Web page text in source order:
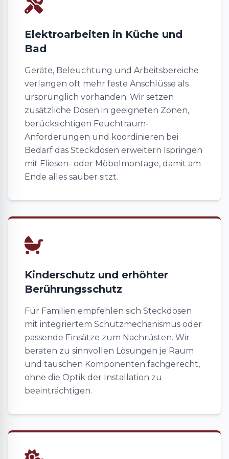
Elektroarbeiten in Küche und
Bad
Geräte, Beleuchtung und Arbeitsbereiche
verlangen oft mehr feste Anschlüsse als
ursprünglich vorhanden. Wir setzen
zusätzliche Dosen in geeigneten Zonen,
berücksichtigen Feuchtraum-
Anforderungen und koordinieren bei
Bedarf das Steckdosen erweitern Ispringen
mit Fliesen- oder Möbelmontage, damit am
Ende alles sauber sitzt.
Kinderschutz und erhöhter
Berührungsschutz
Für Familien empfehlen sich Steckdosen
mit integriertem Schutzmechanismus oder
passende Einsätze zum Nachrüsten. Wir
beraten zu sinnvollen Lösungen je Raum
und tauschen Komponenten fachgerecht,
ohne die Optik der Installation zu
beeinträchtigen.